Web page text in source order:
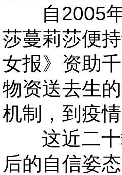
自2005年
莎蔓莉莎便
女报》资助
物资送去生
机制，到疫
这近二十
后的自信姿